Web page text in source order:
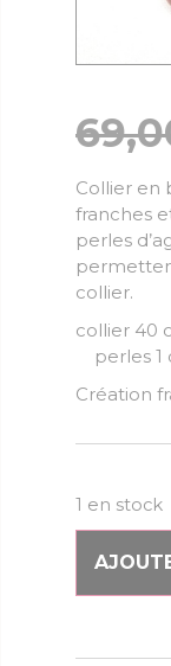
Collier en
franches
perles
collier.
collier
perles 1
Création
1 en stock